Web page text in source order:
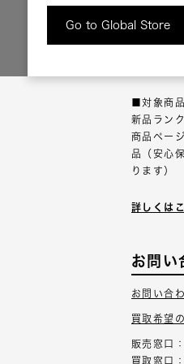
Go to Global Store
返品に
■対象商品
新品ラン
商品ペー
品（安心
ります）
詳しくは
お問い
お問い合
買取希望
販売窓口
買取窓口